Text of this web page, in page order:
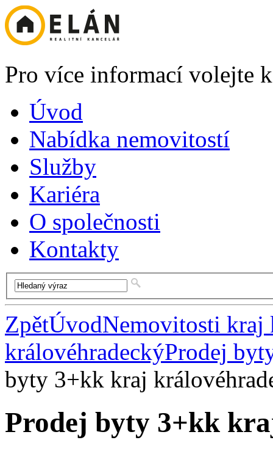
Pro více informací volejte
Úvod
Nabídka nemovitostí
Služby
Kariéra
O společnosti
Kontakty
ZpětÚvodNemovitosti kraj
královéhradeckýProdej
byty 3+kk kraj
Prodej byty 3+kk